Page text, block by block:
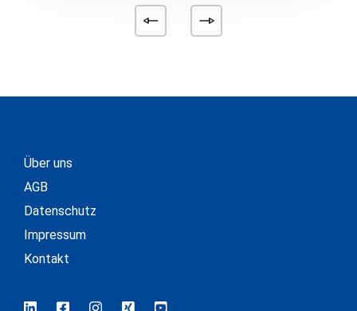
Über uns
AGB
Datenschutz
Impressum
Kontakt